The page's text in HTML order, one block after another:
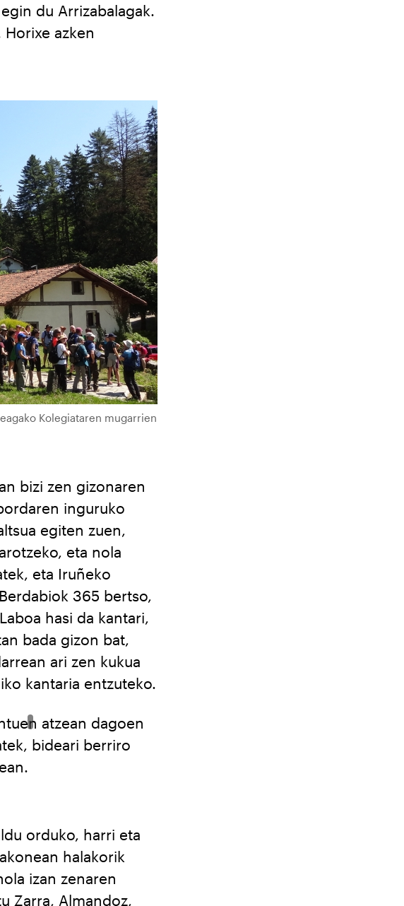
du Arrizabalagak.
azken
Kolegiataren mugarrien
bizi zen gizonaren
inguruko
egiten zuen,
eta nola
eta Iruñeko
365 bertso,
hasi da kantari,
bada gizon bat,
ari zen kukua
kantaria entzuteko.
atzean dagoen
bideari berriro
orduko, harri eta
halakorik
izan zenaren
Zarra, Almandoz,